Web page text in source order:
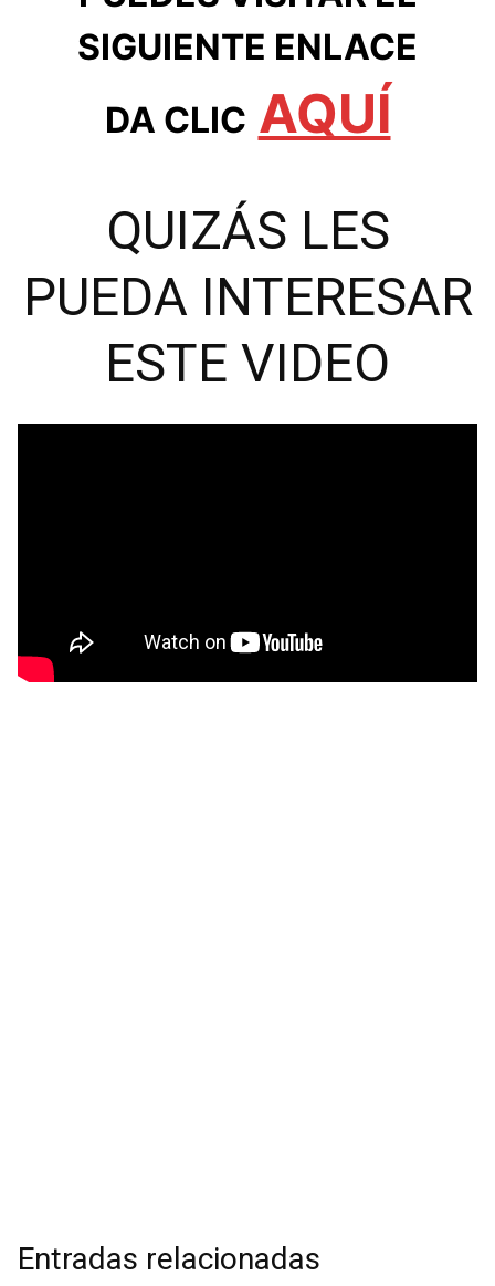
SIGUIENTE ENLACE
DA CLIC AQUÍ
QUIZÁS LES
PUEDA INTERESAR
ESTE VIDEO
Entradas relacionadas